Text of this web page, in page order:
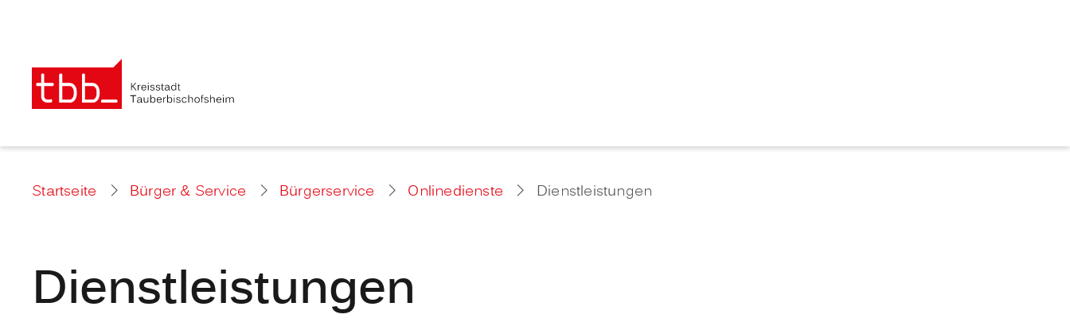
Startseite Bürger & Service Bürgerservice Onlinedienste Dienstleistungen
Dienstleistungen